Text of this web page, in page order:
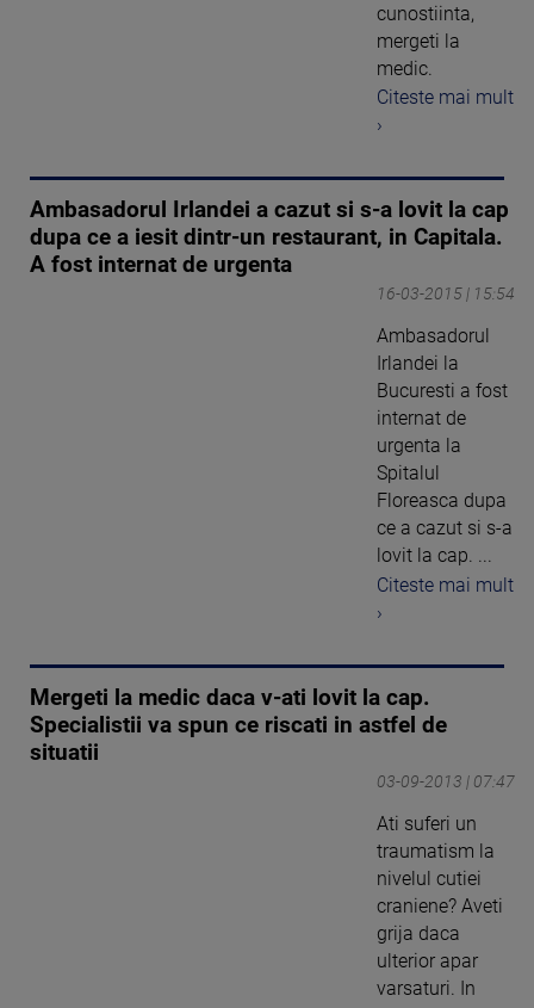
cunostiinta,
mergeti la
medic.
Citeste mai mult
›
Ambasadorul Irlandei a cazut si s-a lovit la cap
dupa ce a iesit dintr-un restaurant, in Capitala.
A fost internat de urgenta
16-03-2015 | 15:54
Ambasadorul
Irlandei la
Bucuresti a fost
internat de
urgenta la
Spitalul
Floreasca dupa
ce a cazut si s-a
lovit la cap. ...
Citeste mai mult
›
Mergeti la medic daca v-ati lovit la cap.
Specialistii va spun ce riscati in astfel de
situatii
03-09-2013 | 07:47
Ati suferi un
traumatism la
nivelul cutiei
craniene? Aveti
grija daca
ulterior apar
varsaturi. In